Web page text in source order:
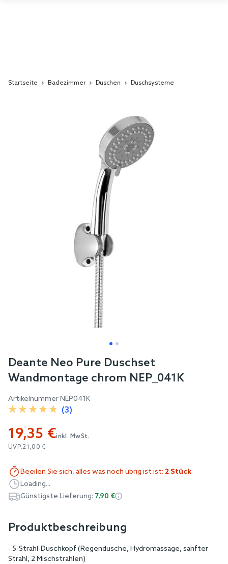
Startseite Badezimmer Duschen Duschsysteme
Skip
to
beginning
of
images
gallery
Deante Neo Pure Duschset
Wandmontage chrom NEP_041K
ArtikelnummerNEP041K
(3)
19,35 €inkl. MwSt.
UVP:21,00 €
Beeilen Sie sich, alles was noch übrig ist ist: 2 Stück
Loading...
Günstigste Lieferung: 7,90 €
Produktbeschreibung
- 5-Strahl-Duschkopf (Regendusche, Hydromassage, sanfter
Strahl, 2 Mischstrahlen)